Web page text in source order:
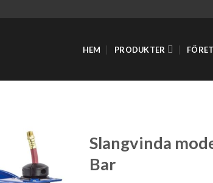
HEM PRODUKTER
Slangvinda
Bar